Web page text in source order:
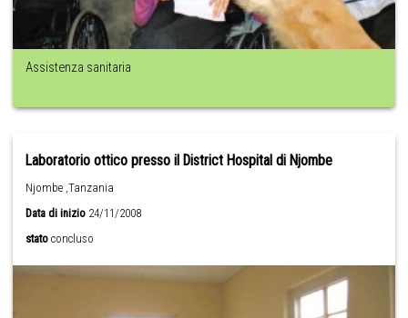
Assistenza sanitaria
Laboratorio ottico presso il District Hospital di Njombe
Njombe ,Tanzania
Data di inizio 24/11/2008
stato concluso